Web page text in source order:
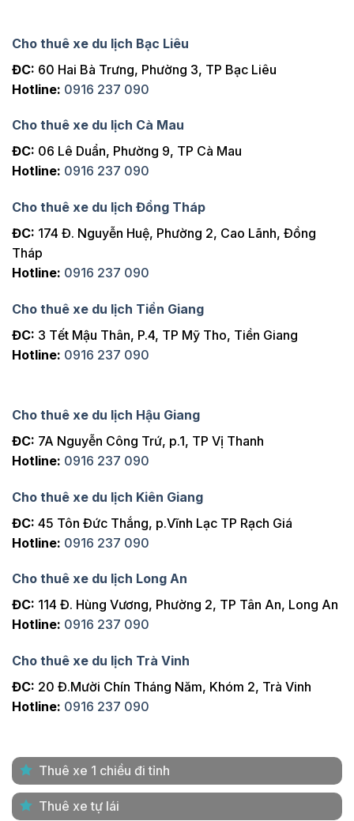
Cho thuê xe du lịch Bạc Liêu
ĐC: 60 Hai Bà Trưng, Phường 3, TP Bạc Liêu
Hotline: 0916 237 090
Cho thuê xe du lịch Cà Mau
ĐC: 06 Lê Duẩn, Phường 9, TP Cà Mau
Hotline: 0916 237 090
Cho thuê xe du lịch Đồng Tháp
ĐC: 174 Đ. Nguyễn Huệ, Phường 2, Cao Lãnh, Đồng
Tháp
Hotline: 0916 237 090
Cho thuê xe du lịch Tiền Giang
ĐC: 3 Tết Mậu Thân, P.4, TP Mỹ Tho, Tiền Giang
Hotline: 0916 237 090
Cho thuê xe du lịch Hậu Giang
ĐC: 7A Nguyễn Công Trứ, p.1, TP Vị Thanh
Hotline: 0916 237 090
Cho thuê xe du lịch Kiên Giang
ĐC: 45 Tôn Đức Thắng, p.Vĩnh Lạc TP Rạch Giá
Hotline: 0916 237 090
Cho thuê xe du lịch Long An
ĐC: 114 Đ. Hùng Vương, Phường 2, TP Tân An, Long An
Hotline: 0916 237 090
Cho thuê xe du lịch Trà Vinh
ĐC: 20 Đ.Mười Chín Tháng Năm, Khóm 2, Trà Vinh
Hotline: 0916 237 090
Thuê xe 1 chiều đi tỉnh
Thuê xe tự lái